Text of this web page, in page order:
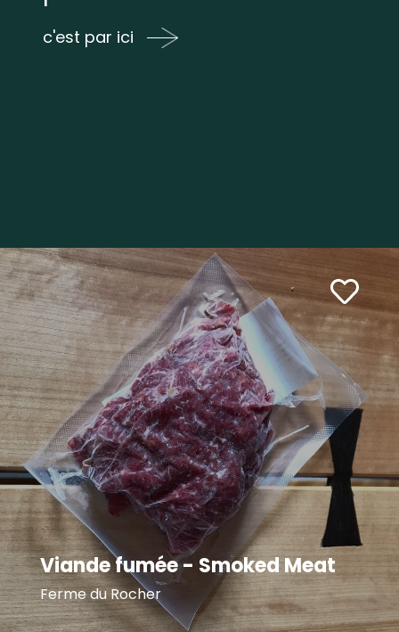
c'est par ici
Viande fumée - Smoked Meat
Ferme du Rocher